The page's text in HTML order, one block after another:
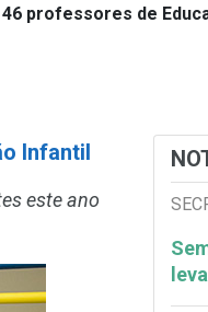
professores de
Infantil
este ano